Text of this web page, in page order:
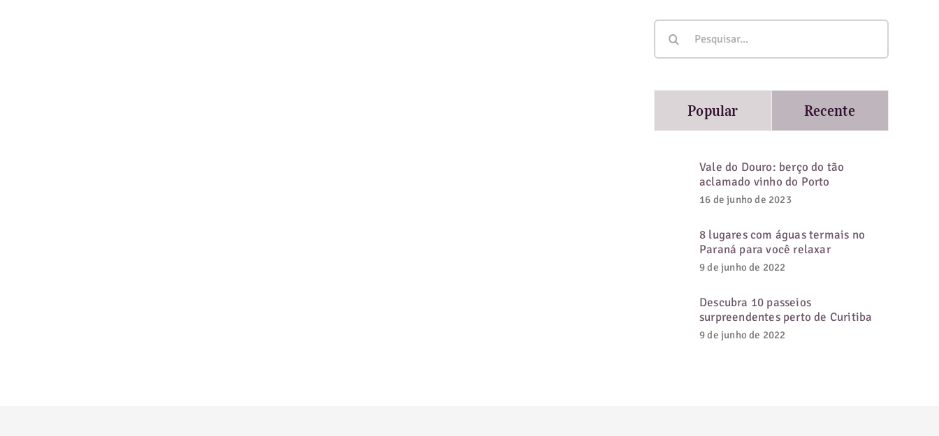
Popular Recente
Vale do Douro: berço do tão
aclamado vinho do Porto
16 de junho de 2023
8 lugares com águas termais no
Paraná para você relaxar
9 de junho de 2022
Descubra 10 passeios
surpreendentes perto de Curitiba
9 de junho de 2022